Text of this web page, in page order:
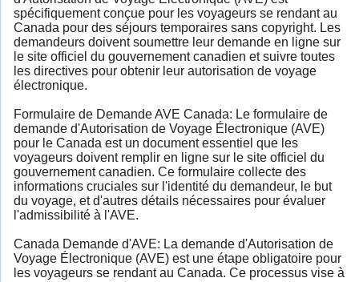
spécifiquement conçue pour les voyageurs se rendant au
Canada pour des séjours temporaires sans copyright. Les
demandeurs doivent soumettre leur demande en ligne sur
le site officiel du gouvernement canadien et suivre toutes
les directives pour obtenir leur autorisation de voyage
électronique.
Formulaire de Demande AVE Canada: Le formulaire de
demande d'Autorisation de Voyage Électronique (AVE)
pour le Canada est un document essentiel que les
voyageurs doivent remplir en ligne sur le site officiel du
gouvernement canadien. Ce formulaire collecte des
informations cruciales sur l'identité du demandeur, le but
du voyage, et d'autres détails nécessaires pour évaluer
l'admissibilité à l'AVE.
Canada Demande d'AVE: La demande d'Autorisation de
Voyage Électronique (AVE) est une étape obligatoire pour
les voyageurs se rendant au Canada. Ce processus vise à